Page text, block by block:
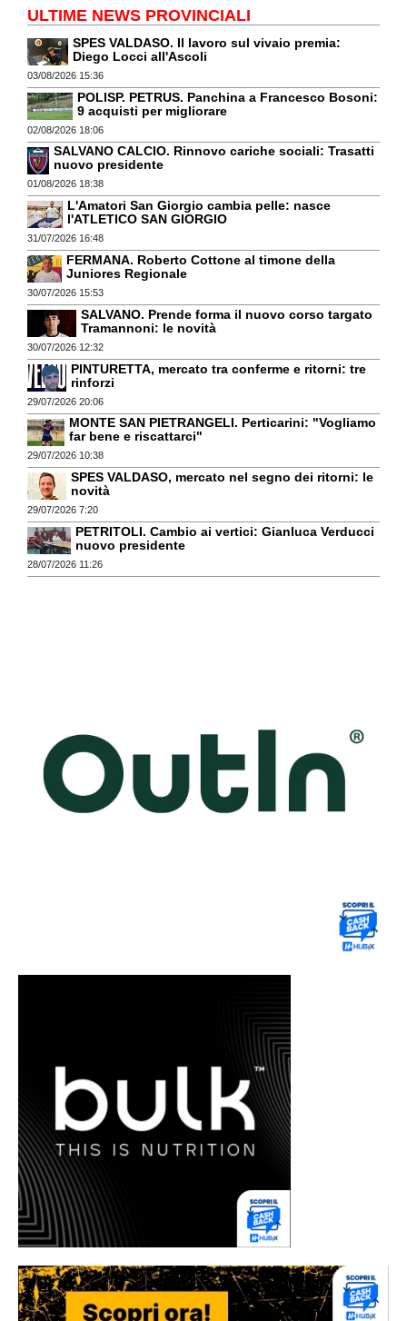
ULTIME NEWS PROVINCIALI
SPES VALDASO. Il lavoro sul vivaio premia:
Diego Locci all'Ascoli
03/08/2026 15:36
POLISP. PETRUS. Panchina a Francesco Bosoni:
9 acquisti per migliorare
02/08/2026 18:06
SALVANO CALCIO. Rinnovo cariche sociali: Trasatti
nuovo presidente
01/08/2026 18:38
L'Amatori San Giorgio cambia pelle: nasce
l'ATLETICO SAN GIORGIO
31/07/2026 16:48
FERMANA. Roberto Cottone al timone della
Juniores Regionale
30/07/2026 15:53
SALVANO. Prende forma il nuovo corso targato
Tramannoni: le novità
30/07/2026 12:32
PINTURETTA, mercato tra conferme e ritorni: tre
rinforzi
29/07/2026 20:06
MONTE SAN PIETRANGELI. Perticarini: "Vogliamo
far bene e riscattarci"
29/07/2026 10:38
SPES VALDASO, mercato nel segno dei ritorni: le
novità
29/07/2026 7:20
PETRITOLI. Cambio ai vertici: Gianluca Verducci
nuovo presidente
28/07/2026 11:26